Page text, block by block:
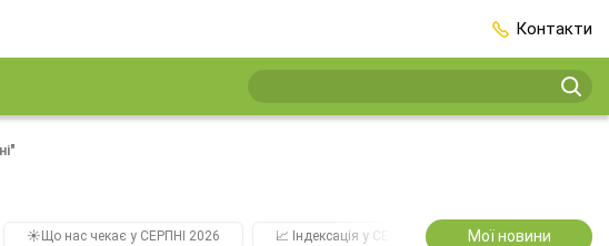
Контакти
☀️Що нас чекає у СЕРПНІ 2026 📈 Індексація у СЕРПНІ 2️⃣0️⃣2️⃣7️⃣ Усі
Мої новини